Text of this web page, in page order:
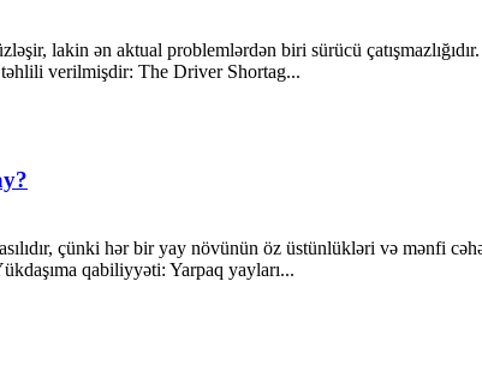
lakin ən aktual problemlərdən biri sürücü
təhlili verilmişdir: The Driver Shortag...
çünki hər bir yay növünün öz üstünlükləri və mənfi
qabiliyyəti: Yarpaq yayları...